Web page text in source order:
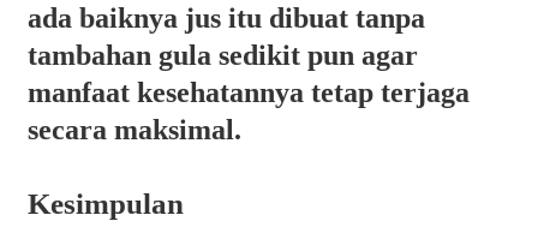
ada baiknya jus itu dibuat tanpa
tambahan gula sedikit pun agar
manfaat kesehatannya tetap terjaga
secara maksimal.
Kesimpulan